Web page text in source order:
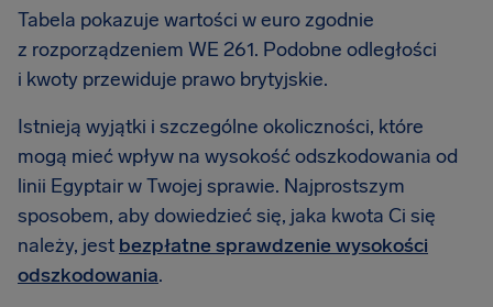
Tabela pokazuje wartości w euro zgodnie
z rozporządzeniem WE 261. Podobne odległości
i kwoty przewiduje prawo brytyjskie.
Istnieją wyjątki i szczególne okoliczności, które
mogą mieć wpływ na wysokość odszkodowania od
linii Egyptair w Twojej sprawie. Najprostszym
sposobem, aby dowiedzieć się, jaka kwota Ci się
należy, jest bezpłatne sprawdzenie wysokości
odszkodowania.